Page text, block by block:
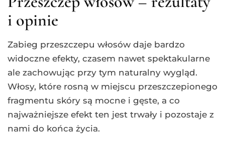
i opinie
Zabieg przeszczepu włosów daje bardzo
widoczne efekty, czasem nawet spektakularne
ale zachowując przy tym naturalny wygląd.
Włosy, które rosną w miejscu przeszczepionego
fragmentu skóry są mocne i gęste, a co
najważniejsze efekt ten jest trwały i pozostaje z
nami do końca życia.